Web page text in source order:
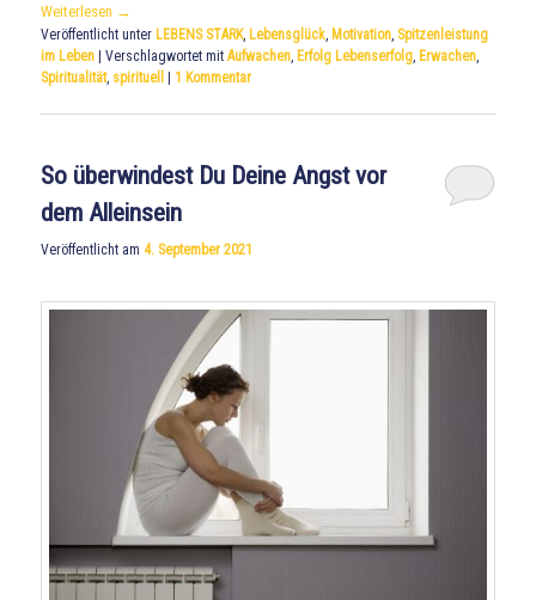
Weiterlesen →
Veröffentlicht unter LEBENS STARK, Lebensglück Motivation Spitzenleistung
im Leben |Verschlagwortet mit Aufwachen Erfolg Lebenserfolg Erwachen
Spiritualität, spirituell |1 Kommentar
So überwindest Du Deine Angst vor
dem Alleinsein
Veröffentlicht am4. September 2021